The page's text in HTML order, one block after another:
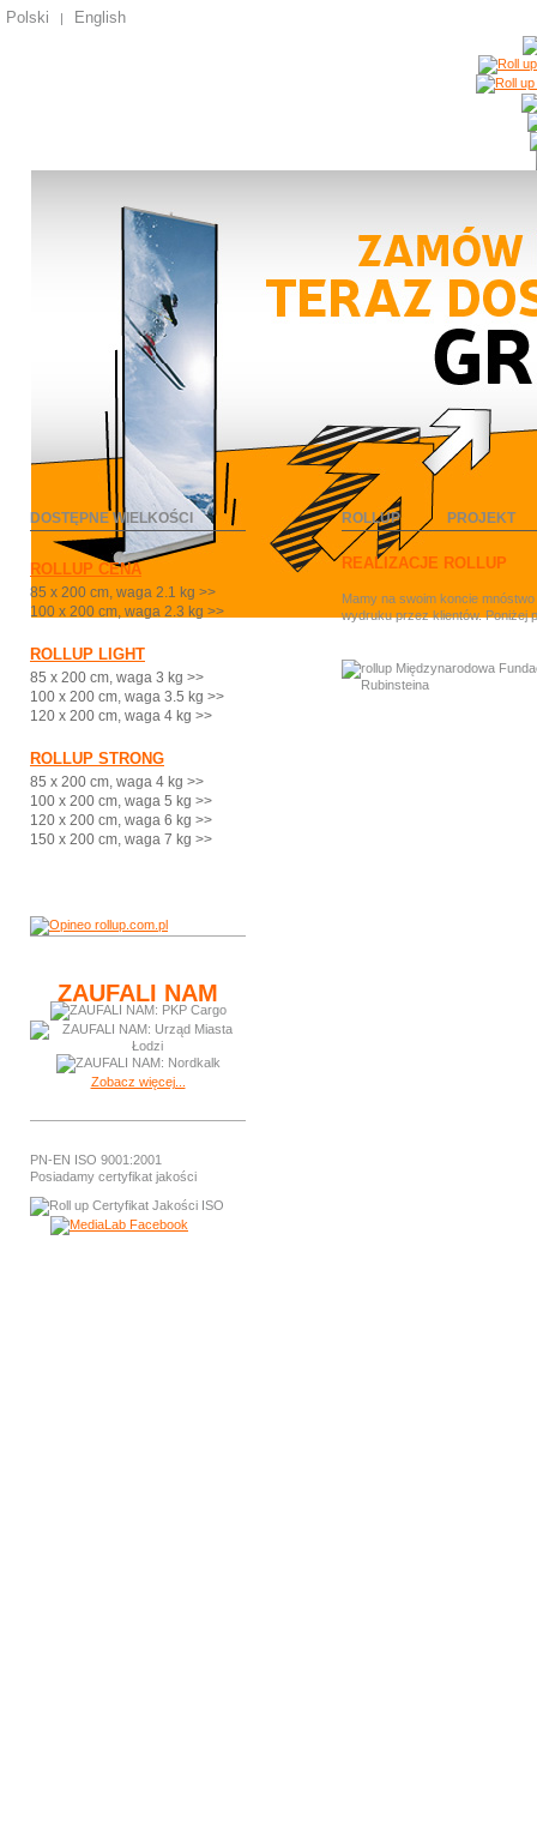
Polski | English
DOSTĘPNE WIELKOŚCI
ROLLUP CENA
85 x 200 cm, waga 2.1 kg >>
100 x 200 cm, waga 2.3 kg >>
ROLLUP LIGHT
85 x 200 cm, waga 3 kg >>
100 x 200 cm, waga 3.5 kg >>
120 x 200 cm, waga 4 kg >>
ROLLUP STRONG
85 x 200 cm, waga 4 kg >>
100 x 200 cm, waga 5 kg >>
120 x 200 cm, waga 6 kg >>
150 x 200 cm, waga 7 kg >>
ZAUFALI NAM
Zobacz więcej...
PN-EN ISO 9001:2001
Posiadamy certyfikat jakości
ROLLUP PROJEKT
REALIZACJE ROLLUP
Mamy na swoim koncie
wydruku przez klientów. Poniżej